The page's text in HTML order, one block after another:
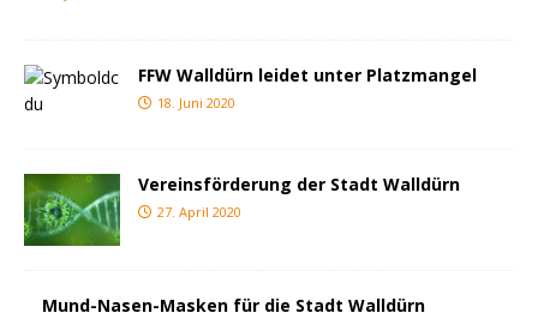
FFW Walldürn leidet unter Platzmangel
18. Juni 2020
Vereinsförderung der Stadt Walldürn
27. April 2020
Mund-Nasen-Masken für die Stadt Walldürn